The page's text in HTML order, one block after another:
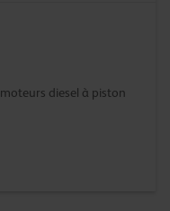
diesel à piston